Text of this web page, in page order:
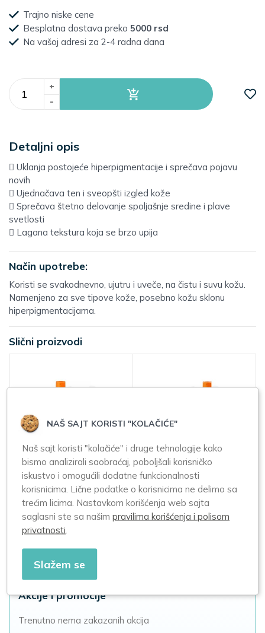
Trajno niske cene
Besplatna dostava preko 5000 rsd
Na vašoj adresi za 2-4 radna dana
+
-
Detaljni opis
 Uklanja postojeće hiperpigmentacije i sprečava pojavu
novih
 Ujednačava ten i sveopšti izgled kože
 Sprečava štetno delovanje spoljašnje sredine i plave
svetlosti
 Lagana tekstura koja se brzo upija
Način upotrebe:
Koristi se svakodnevno, ujutru i uveče, na čistu i suvu kožu.
Namenjeno za sve tipove kože, posebno kožu sklonu
hiperpigmentacijama.
Slični proizvodi
Uriage Bariesun
sprej SPF50+
200mL + krema
SPF50+ 50mL
2.550,00
MUSTELA
BioOrganic krema
za pelensku regiju
75ml
Akcije i promocije
Trenutno nema zakazanih akcija
NAŠ SAJT KORISTI "KOLAČIĆE"
Naš sajt koristi "kolačiće" i druge tehnologije kako
bismo analizirali saobraćaj, poboljšali korisničko
iskustvo i omogućili dodatne funkcionalnosti
korisnicima. Lične podatke o korisnicima ne delimo sa
trećim licima. Nastavkom korišćenja web sajta
saglasni ste sa našimpravilima korišćenja i polisom
privatnosti
Slažem se